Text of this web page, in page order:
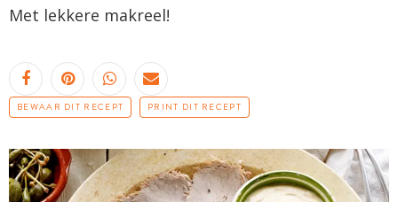
Met lekkere makreel!
BEWAAR DIT RECEPT PRINT DIT RECEPT